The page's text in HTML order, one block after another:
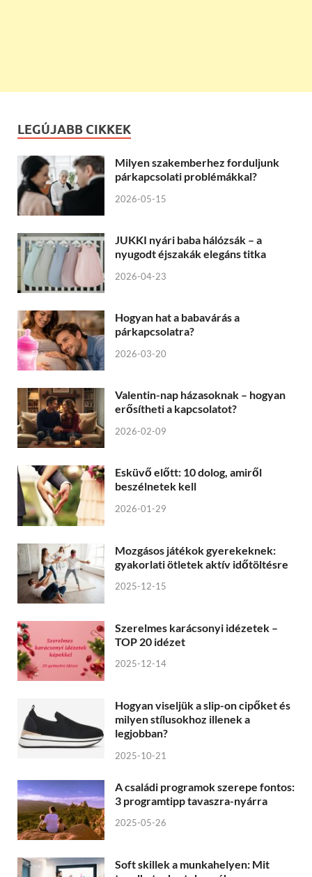
LEGÚJABB CIKKEK
Milyen szakemberhez forduljunk
párkapcsolati problémákkal?
2026-05-15
JUKKI nyári baba hálózsák – a
nyugodt éjszakák elegáns titka
2026-04-23
Hogyan hat a babavárás a
párkapcsolatra?
2026-03-20
Valentin-nap házasoknak – hogyan
erősítheti a kapcsolatot?
2026-02-09
Esküvő előtt: 10 dolog, amiről
beszélnetek kell
2026-01-29
Mozgásos játékok gyerekeknek:
gyakorlati ötletek aktív időtöltésre
2025-12-15
Szerelmes karácsonyi idézetek –
TOP 20 idézet
2025-12-14
Hogyan viseljük a slip-on cipőket és
milyen stílusokhoz illenek a
legjobban?
2025-10-21
A családi programok szerepe fontos:
3 programtipp tavaszra-nyárra
2025-05-26
Soft skillek a munkahelyen: Mit